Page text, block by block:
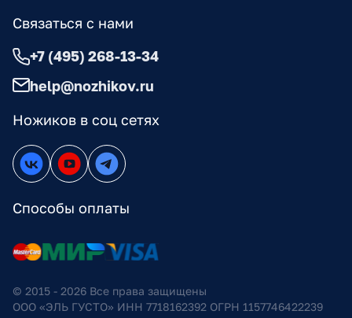
Ножиков в соц сетях
Способы оплаты
Связаться с нами
+7 (495) 268-13-34
help@nozhikov.ru
© 2015 - 2026 Все права защищены
ООО «ЭЛЬ ГУСТО» ИНН 7718162392 ОГРН 1157746422239